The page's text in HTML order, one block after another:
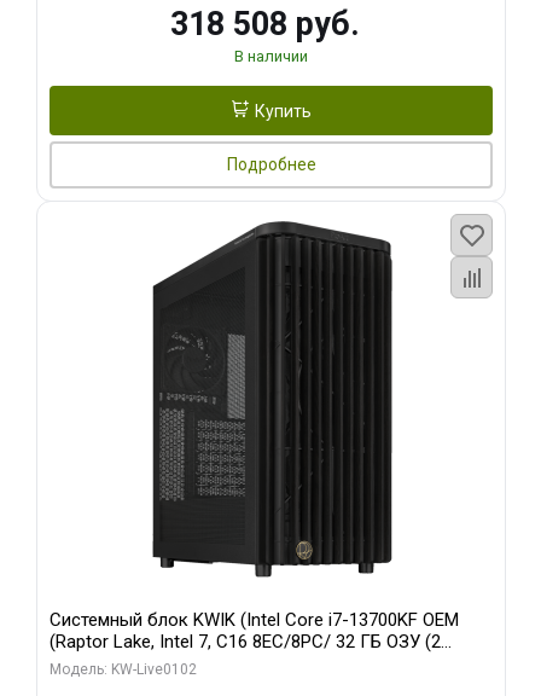
318 508 руб.
В наличии
Купить
Подробнее
Системный блок KWIK (Intel Core i7-13700KF OEM
(Raptor Lake, Intel 7, C16 8EC/8PC/ 32 ГБ ОЗУ (2
модуля)/ Afox RTX4090 24GB GDDR6X 384-Bit 3xDP
Модель: KW-Live0102